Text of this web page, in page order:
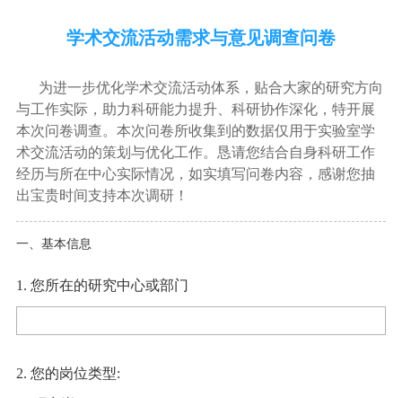
学术交流活动需求与意见调查问卷
为进一步优化学术交流活动体系，贴合大家的研究方向
与工作实际，助力科研能力提升、科研协作深化，特开展
本次问卷调查。本次问卷所收集到的数据仅用于实验室学
术交流活动的策划与优化工作。恳请您结合自身科研工作
经历与所在中心实际情况，如实填写问卷内容，感谢您抽
出宝贵时间支持本次调研！
一、基本信息
1. 您所在的研究中心或部门
2. 您的岗位类型: